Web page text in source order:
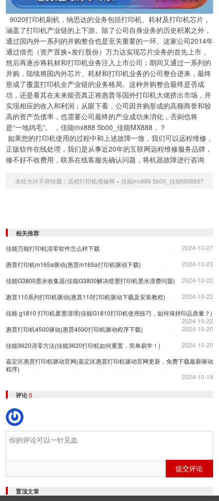
9020打印机刷机，纳思达的业务包括打印机、耗材及打印机芯片，
涵盖了打印机产业链的上下游。除了公司自身业务的历史积累之外，
通过国内外一系列的并购整合也是至关重要的一环。这家公司2014年
通过借壳（资产置换+发行股份）万力达实现芯片业务的首先上市，
然后再逐步将耗材和打印机业务注入上市公司；期间又通过一系列的
并购，陆续将国内外芯片、耗材和打印机业务的公司整合进来，最终
形成了覆盖打印机全产业链的业务格局。这种并购整合最终是否成
功，还是看其在未来能否真正将惠普等国外打印机大佬挤出市场，并
实现相应的收入和利润；从眼下看，公司因并购形成的高额商誉和较
高的资产负债率，也需要公司最终的产业成功来消化，否则也将
是“一地鸡毛”。 ，佳能mx888 5b00_佳能MX888，？
如果您的打印机使用的过程中和上述故障一致，我们可以远程维修，
正版软件在线处理，我们是从事近20年的互联网远程维修服务品牌，
修不好不收费用，联系在线客服先确认问题，将机器故障进行咨询
未经允许不得转载： 远程打印机维修网 » 佳能mx888 5b00_佳能MX888?
相关推荐
佳能万能打印机清零软件怎么样下载
2024-10-27
惠普打印机m165a驱动(惠普m165a打印机驱动下载)
2024-10-23
佳能G3800墨水收集器(佳能G3800解决喷墨打印机墨水浪费问题)
2024-10-22
惠普110系列打印机驱动(惠普110打印机驱动下载及安装教程)
2024-10-22
佳能 g1810 打印机废墨清理(佳能G1810打印机使用技巧，如何保持印品质量？)
2024-10-22
惠普打印机4500驱动(惠普4500打印机驱动程序下载)
2024-10-20
佳能3620清零方法(佳能3620打印机如何重置，简单易学！)
2024-10-20
嘉定区惠普打印机驱动官网(嘉定区惠普打印机驱动官网更新，免费下载最新驱动
程序)
2024-10-19
评论0
提交评论
置顶文章